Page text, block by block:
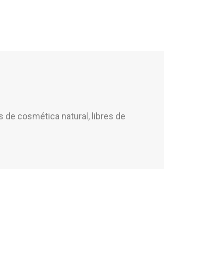
de cosmética natural, libres de